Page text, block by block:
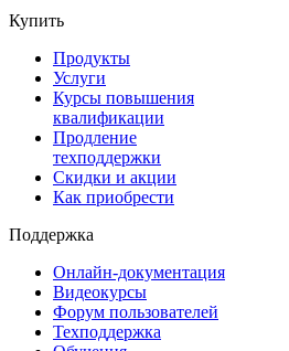
Купить
Продукты
Услуги
Курсы повышения
квалификации
Продление
техподдержки
Скидки и акции
Как приобрести
Поддержка
Онлайн-документация
Видеокурсы
Форум пользователей
Техподдержка